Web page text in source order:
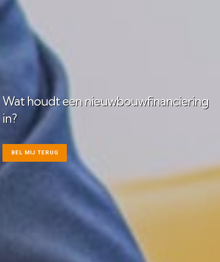
Wat houdt een nieuwbouwfinanciering
in?
BEL MIJ TERUG